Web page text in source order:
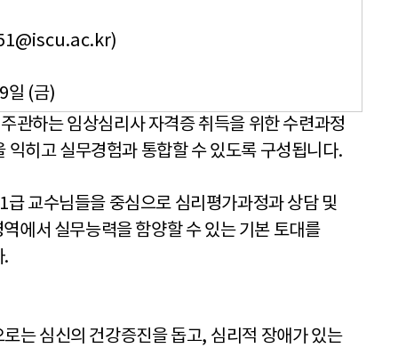
일 (금)
관하는 임상심리사 자격증 취득을 위한 수련과정
히고 실무경험과 통합할 수 있도록 구성됩니다.
1급 교수님들을 중심으로 심리평가과정과 상담 및
에서 실무능력을 함양할 수 있는 기본 토대를
.
는 심신의 건강증진을 돕고, 심리적 장애가 있는